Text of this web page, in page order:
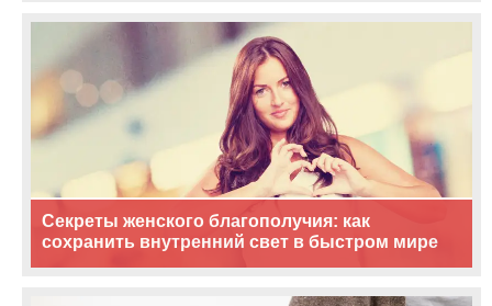
Секреты женского благополучия: как
сохранить внутренний свет в быстром мире